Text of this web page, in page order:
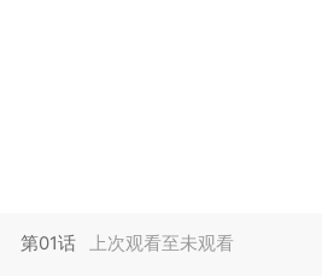
第01话 上次观看至未观看